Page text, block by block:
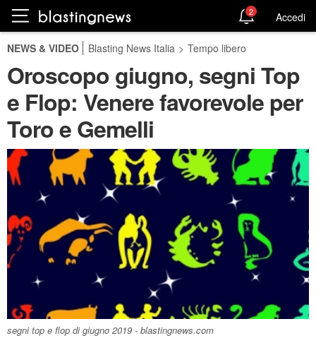
2 Accedi
NEWS & VIDEO Blasting News Italia > Tempo libero
Oroscopo giugno, segni Top
e Flop: Venere favorevole per
Toro e Gemelli
segni top e flop di giugno 2019 - blastingnews.com